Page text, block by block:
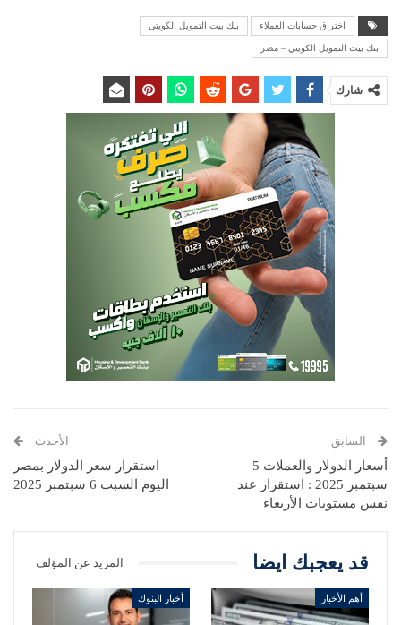
اختراق حسابات العملاء بنك بيت التمويل الكويتي
بنك بيت التمويل الكويتي – مصر
شارك
السابق
أسعار الدولار والعملات 5
سبتمبر 2025 : استقرار عند
نفس مستويات الأربعاء
الأحدث
استقرار سعر الدولار بمصر
اليوم السبت 6 سبتمبر 2025
قد يعجبك ايضا المزيد عن المؤلف
أهم الأخبار أخبار البنوك